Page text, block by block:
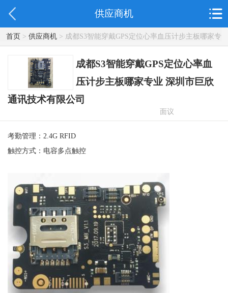
供应商机
首页> 供应商机> 成都S3智能穿戴GPS定位心率血压计步主板哪家专
业 深圳市巨欣通讯技术有限公司
成都S3智能穿戴GPS定位心率血
压计步主板哪家专业 深圳市巨欣
通讯技术有限公司
面议
考勤管理：2.4G RFID
触控方式：电容多点触控